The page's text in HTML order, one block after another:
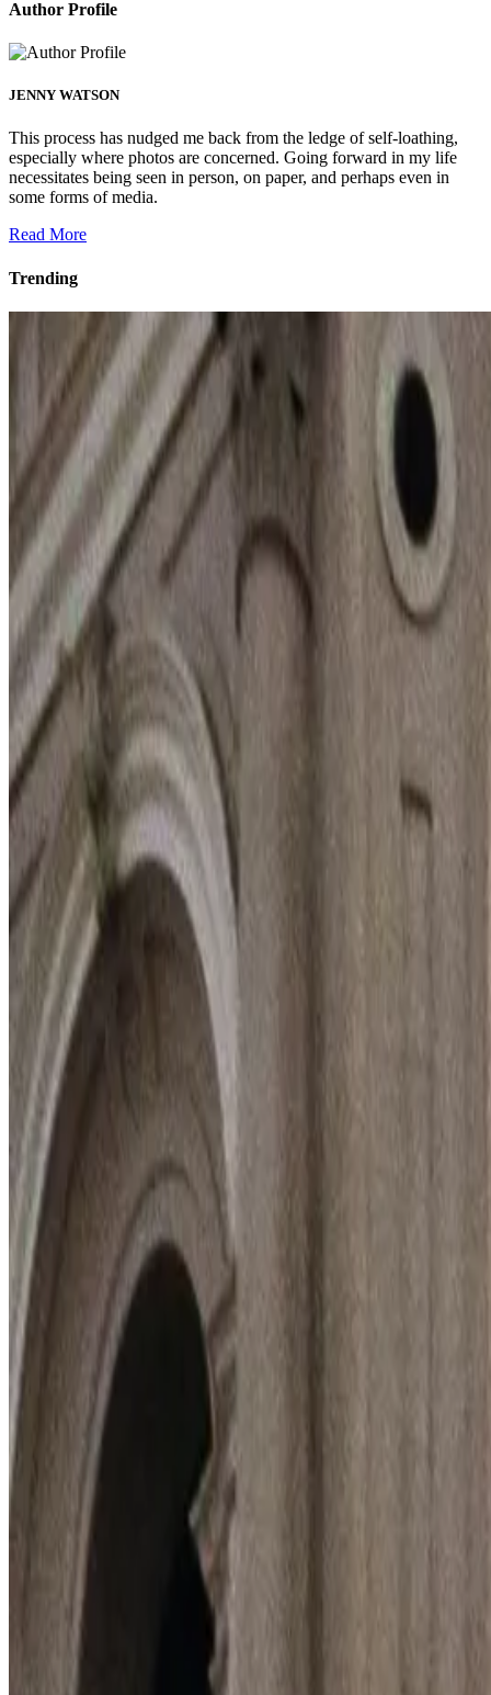
Author Profile
JENNY WATSON
This process has nudged me back from the ledge of self-loathing,
especially where photos are concerned. Going forward in my life
necessitates being seen in person, on paper, and perhaps even in
some forms of media.
Read More
Trending